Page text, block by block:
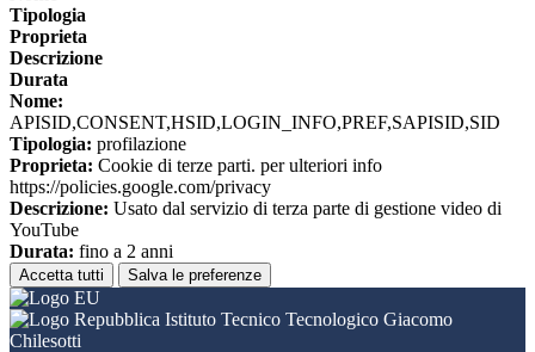
Tipologia
Proprieta
Descrizione
Durata
Nome:
APISID,CONSENT,HSID,LOGIN_INFO,PREF,SAPISID,SID
Tipologia: profilazione
Proprieta: Cookie di terze parti. per ulteriori info
https://policies.google.com/privacy
Descrizione: Usato dal servizio di terza parte di gestione video di
YouTube
Durata: fino a 2 anni
Accetta tutti Salva le preferenze
Istituto Tecnico Tecnologico Giacomo
Chilesotti